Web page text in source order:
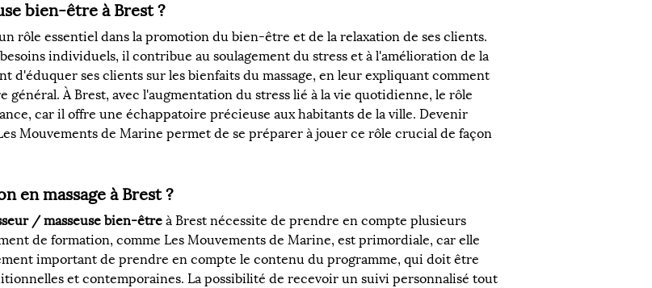
bien-être à Brest ?
rôle essentiel dans la promotion du bien-être et de la relaxation de ses clients.
individuels, il contribue au soulagement du stress et à l'amélioration de la
d'éduquer ses clients sur les bienfaits du massage, en leur expliquant comment
À Brest, avec l'augmentation du stress lié à la vie quotidienne, le rôle
car il offre une échappatoire précieuse aux habitants de la ville. Devenir
Mouvements de Marine permet de se préparer à jouer ce rôle crucial de façon
en massage à Brest ?
/ masseuse bien-être à Brest nécessite de prendre en compte plusieurs
de formation, comme Les Mouvements de Marine, est primordiale, car elle
important de prendre en compte le contenu du programme, qui doit être
et contemporaines. La possibilité de recevoir un suivi personnalisé tout